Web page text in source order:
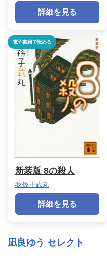
詳細を見る
電子書籍で読める
新装版 8の殺人
我孫子武丸
詳細を見る
凪良ゆう セレクト